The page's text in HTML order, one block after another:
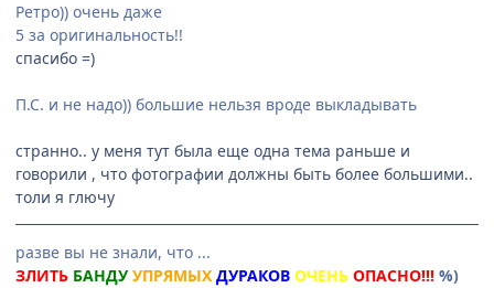
Ретро)) очень даже
5 за оригинальность!!
спасибо =)
П.С. и не надо)) большие нельзя вроде выкладывать
странно.. у меня тут была еще одна тема раньше и
говорили , что фотографии должны быть более большими..
толи я глючу
разве вы не знали, что ...
ЗЛИТЬ БАНДУ УПРЯМЫХ ДУРАКОВ ОЧЕНЬ ОПАСНО!!! %)